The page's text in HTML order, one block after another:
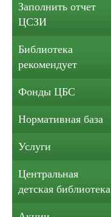
Заполнить отчет
ЦСЗИ
Библиотека
рекомендует
Фонды ЦБС
Нормативная база
Услуги
Центральная
детская библиотека